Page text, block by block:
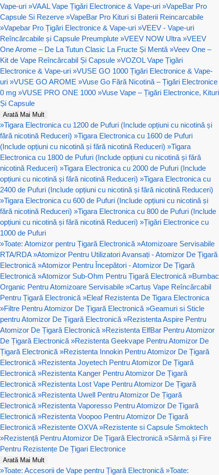
Vape-uri »VAAL Vape Țigări Electronice & Vape-uri »VapeBar Pro
Capsule Si Rezerve »VapeBar Pro Kituri si Baterii Reincarcabile
»Vapebar Pro Țigări Electronice & Vape-uri »VEEV - Vape-uri
Reîncărcabile și Capsule Preumplute »VEEV NOW Ultra »VEEV
One Arome – De La Tutun Clasic La Fructe Și Mentă »Veev One –
Kit de Vape Reîncărcabil Și Capsule »VOZOL Vape Țigări
Electronice & Vape-uri »VUSE GO 1000 Țigări Electronice & Vape-
uri »VUSE GO AROME »Vuse Go Fără Nicotină – Țigări Electronice
0 mg »VUSE PRO ONE 1000 »Vuse Vape – Țigări Electronice, Kituri
Și Capsule
Arată Mai Mult
»Tigara Electronica cu 1200 de Pufuri (Include opțiuni cu nicotină și
fără nicotină Reduceri) »Tigara Electronica cu 1600 de Pufuri
(Include opțiuni cu nicotină și fără nicotină Reduceri) »Tigara
Electronica cu 1800 de Pufuri (Include opțiuni cu nicotină și fără
nicotină Reduceri) »Tigara Electronica cu 2000 de Pufuri (Include
opțiuni cu nicotină și fără nicotină Reduceri) »Tigara Electronica cu
2400 de Pufuri (Include opțiuni cu nicotină și fără nicotină Reduceri)
»Tigara Electronica cu 600 de Pufuri (Include opțiuni cu nicotină și
fără nicotină Reduceri) »Tigara Electronica cu 800 de Pufuri (Include
opțiuni cu nicotină și fără nicotină Reduceri) »Țigări Electronice cu
1000 de Pufuri
»Toate: Atomizor pentru Țigară Electronică »Atomizoare Servisabile
RTA/RDA »Atomizor Pentru Utilizatori Avansați - Atomizor De Țigară
Electronică »Atomizor Pentru Începători - Atomizor De Țigară
Electronică »Atomizor Sub-Ohm Pentru Țigară Electronică »Bumbac
Organic Pentru Atomizoare Servisabile »Cartuș Vape Reîncărcabil
Pentru Țigară Electronică »Eleaf Rezistenta De Tigara Electronica
»Filtre Pentru Atomizor De Țigară Electronică »Geamuri si Sticle
pentru Atomizor De Țigară Electronică »Rezistenta Aspire Pentru
Atomizor De Țigară Electronică »Rezistenta ElfBar Pentru Atomizor
De Țigară Electronică »Rezistenta Geekvape Pentru Atomizor De
Țigară Electronică »Rezistenta Innokin Pentru Atomizor De Țigară
Electronică »Rezistenta Joyetech Pentru Atomizor De Țigară
Electronică »Rezistenta Kanger Pentru Atomizor De Țigară
Electronică »Rezistenta Lost Vape Pentru Atomizor De Țigară
Electronică »Rezistenta Uwell Pentru Atomizor De Țigară
Electronică »Rezistenta Vaporesso Pentru Atomizor De Țigară
Electronică »Rezistenta Voopoo Pentru Atomizor De Țigară
Electronică »Rezistente OXVA »Rezistente si Capsule Smoktech
»Rezistență Pentru Atomizor De Țigară Electronică »Sârmă și Fire
Pentru Rezistențe De Țigari Electronice
Arată Mai Mult
»Toate: Accesorii de Vape pentru Țigară Electronică »Toate: